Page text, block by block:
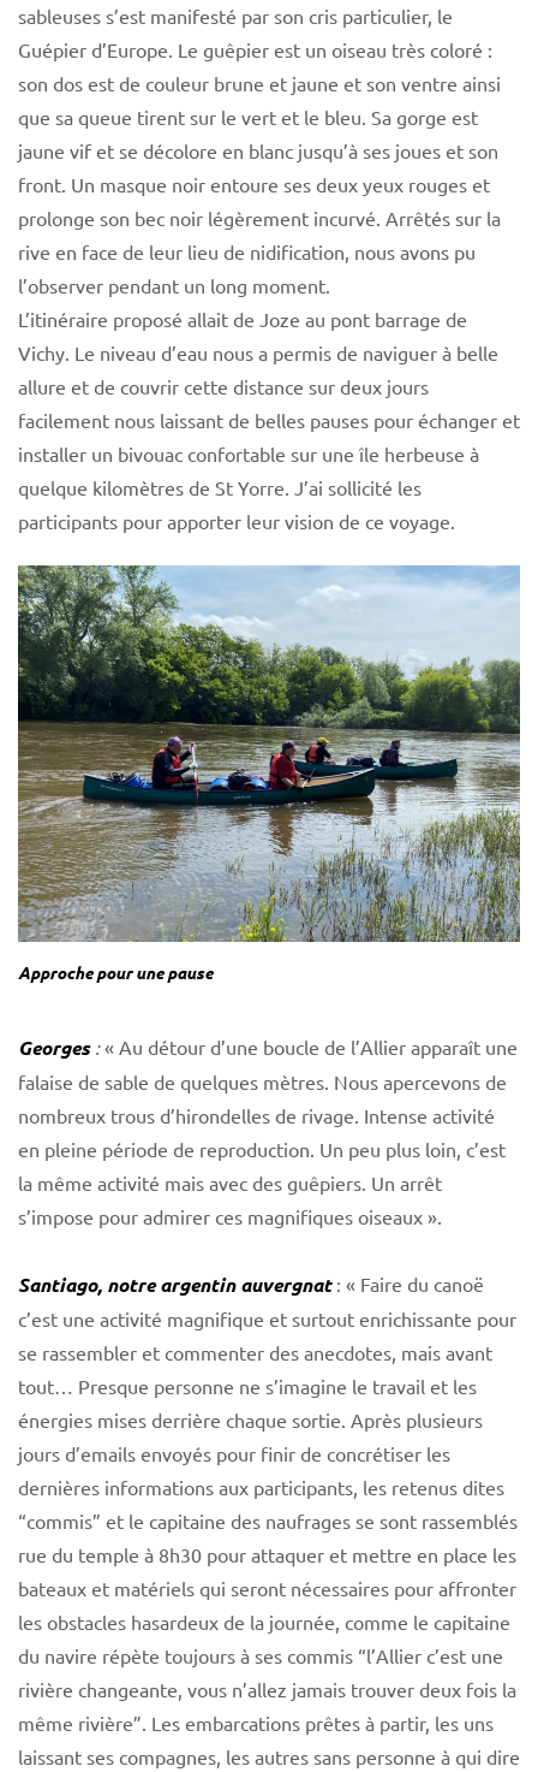
sableuses s’est manifesté par son cris particulier, le
Guépier d’Europe. Le guêpier est un oiseau très coloré :
son dos est de couleur brune et jaune et son ventre ainsi
que sa queue tirent sur le vert et le bleu. Sa gorge est
jaune vif et se décolore en blanc jusqu’à ses joues et son
front. Un masque noir entoure ses deux yeux rouges et
prolonge son bec noir légèrement incurvé. Arrêtés sur la
rive en face de leur lieu de nidification, nous avons pu
l’observer pendant un long moment.
L’itinéraire proposé allait de Joze au pont barrage de
Vichy. Le niveau d’eau nous a permis de naviguer à belle
allure et de couvrir cette distance sur deux jours
facilement nous laissant de belles pauses pour échanger et
installer un bivouac confortable sur une île herbeuse à
quelque kilomètres de St Yorre. J’ai sollicité les
participants pour apporter leur vision de ce voyage.
Approche pour une pause
Georges:« Au détour d’une boucle de l’Allier apparaît une
falaise de sable de quelques mètres. Nous apercevons de
nombreux trous d’hirondelles de rivage. Intense activité
en pleine période de reproduction. Un peu plus loin, c’est
la même activité mais avec des guêpiers. Un arrêt
s’impose pour admirer ces magnifiques oiseaux ».
Santiago, notre argentin auvergnat : « Faire du canoë
c’est une activité magnifique et surtout enrichissante pour
se rassembler et commenter des anecdotes, mais avant
tout… Presque personne ne s’imagine le travail et les
énergies mises derrière chaque sortie. Après plusieurs
jours d’emails envoyés pour finir de concrétiser les
dernières informations aux participants, les retenus dites
“commis” et le capitaine des naufrages se sont rassemblés
rue du temple à 8h30 pour attaquer et mettre en place les
bateaux et matériels qui seront nécessaires pour affronter
les obstacles hasardeux de la journée, comme le capitaine
du navire répète toujours à ses commis “l’Allier c’est une
rivière changeante, vous n’allez jamais trouver deux fois la
même rivière”. Les embarcations prêtes à partir, les uns
laissant ses compagnes, les autres sans personne à qui dire